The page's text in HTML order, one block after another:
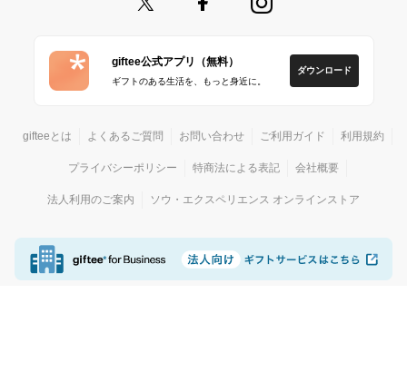
giftee公式アプリ（無料）
ギフトのある生活を、もっと身近に。
ダウンロード
gifteeとは よくあるご質問 お問い合わせ ご利用ガイド 利用規約
プライバシーポリシー 特商法による表記 会社概要
法人利用のご案内 ソウ・エクスペリエンス オンラインストア